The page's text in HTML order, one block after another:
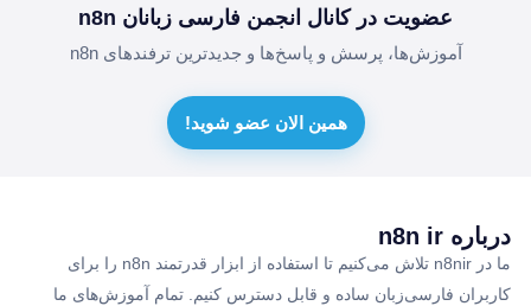
عضویت در کانال انجمن فارسی زبانان n8n
آموزش‌ها، پرسش و پاسخ‌ها و جدیدترین ترفندهای n8n
همین الان عضو شوید!
درباره n8n ir
ما در n8nir تلاش می‌کنیم تا استفاده از ابزار قدرتمند n8n را برای
کاربران فارسی‌زبان ساده و قابل دسترس کنیم. تمام آموزش‌های ما